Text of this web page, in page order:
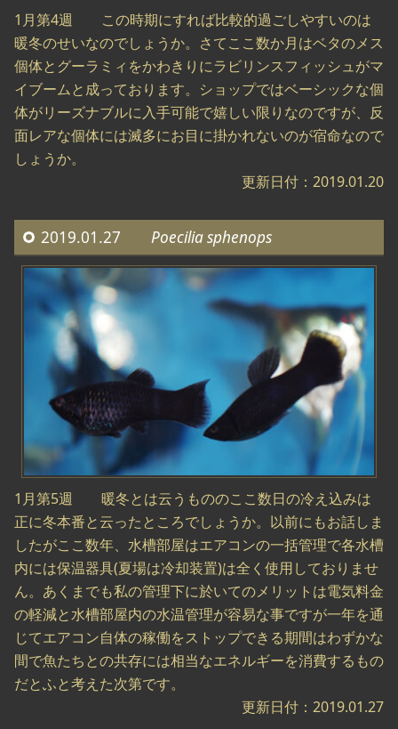
1月第4週 この時期にすれば比較的過ごしやすいのは
暖冬のせいなのでしょうか。さてここ数か月はベタのメス
個体とグーラミィをかわきりにラビリンスフィッシュがマ
イブームと成っております。ショップではベーシックな個
体がリーズナブルに入手可能で嬉しい限りなのですが、反
面レアな個体には滅多にお目に掛かれないのが宿命なので
しょうか。
更新日付：2019.01.20
2019.01.27 Poecilia sphenops
1月第5週 暖冬とは云うもののここ数日の冷え込みは
正に冬本番と云ったところでしょうか。以前にもお話しま
したがここ数年、水槽部屋はエアコンの一括管理で各水槽
内には保温器具(夏場は冷却装置)は全く使用しておりませ
ん。あくまでも私の管理下に於いてのメリットは電気料金
の軽減と水槽部屋内の水温管理が容易な事ですが一年を通
じてエアコン自体の稼働をストップできる期間はわずかな
間で魚たちとの共存には相当なエネルギーを消費するもの
だとふと考えた次第です。
更新日付：2019.01.27